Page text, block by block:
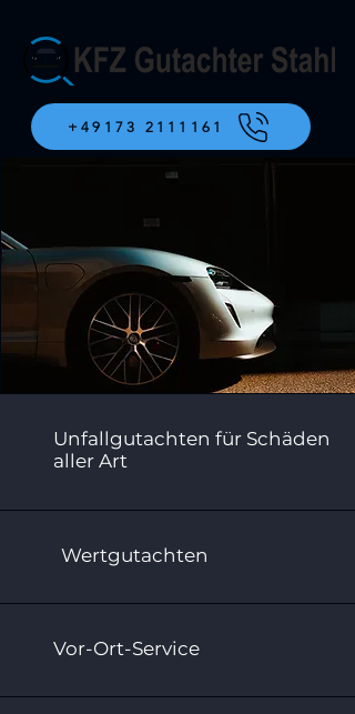
+49173 2111161
Unfallgutachten für Schäden
aller Art
Wertgutachten
Vor-Ort-Service